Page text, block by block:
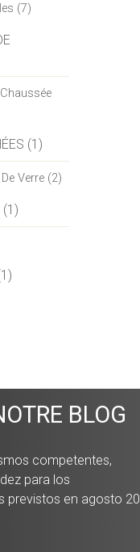
(7)
(1)
Verre (2)
(1)
BLOG
competentes,
para los
previstos en agosto